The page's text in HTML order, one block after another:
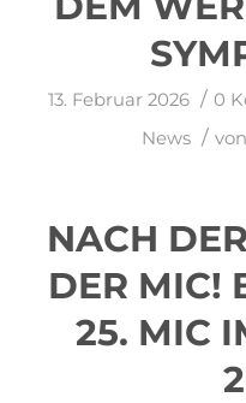
13. Februar 2026 / 0
News / von
NACH
DER MIC!
25. MIC